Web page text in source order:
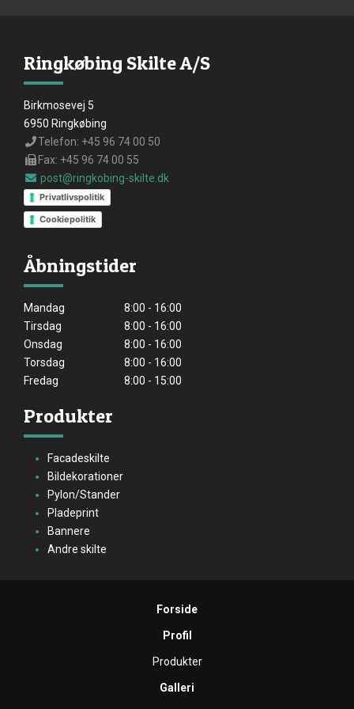
Ringkøbing Skilte A/S
Birkmosevej 5
6950 Ringkøbing
Telefon: +45 96 74 00 50
Fax: +45 96 74 00 55
post@ringkobing-skilte.dk
Privatlivspolitik
Cookiepolitik
Åbningstider
Mandag
8:00 - 16:00
Tirsdag
8:00 - 16:00
Onsdag
8:00 - 16:00
Torsdag
8:00 - 16:00
Fredag
8:00 - 15:00
Produkter
Facadeskilte
Bildekorationer
Pylon/Stander
Pladeprint
Bannere
Andre skilte
Forside
Profil
Produkter
Galleri